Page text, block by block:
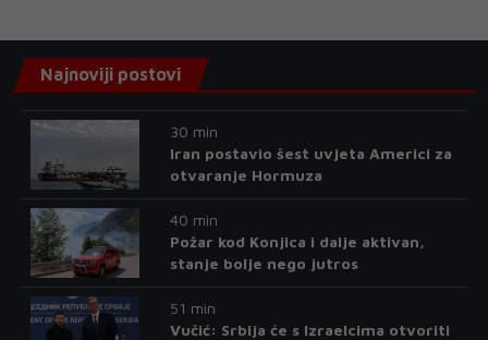
Najnoviji postovi
30 min
Iran postavio šest uvjeta Americi za
otvaranje Hormuza
40 min
Požar kod Konjica i dalje aktivan,
stanje bolje nego jutros
51 min
Vučić: Srbija će s Izraelcima otvoriti